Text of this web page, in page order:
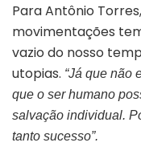
Para Antônio
movimentações
vazio do nosso
utopias. “Já que não
que o ser humano
salvação individual.
tanto sucesso”.